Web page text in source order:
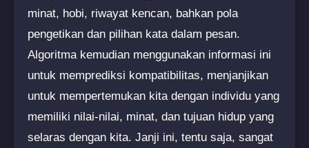
minat, hobi, riwayat kencan, bahkan pola
pengetikan dan pilihan kata dalam pesan.
Algoritma kemudian menggunakan informasi ini
untuk memprediksi kompatibilitas, menjanjikan
untuk mempertemukan kita dengan individu yang
memiliki nilai-nilai, minat, dan tujuan hidup yang
selaras dengan kita. Janji ini, tentu saja, sangat